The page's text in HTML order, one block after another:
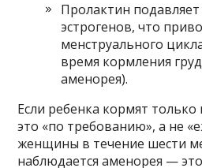
Пролактин
эстрогенов, что
менструального
время кормления
аменорея).
Если ребенка кормят
это «по требованию», а не
женщины в течение шести
наблюдается аменорея —